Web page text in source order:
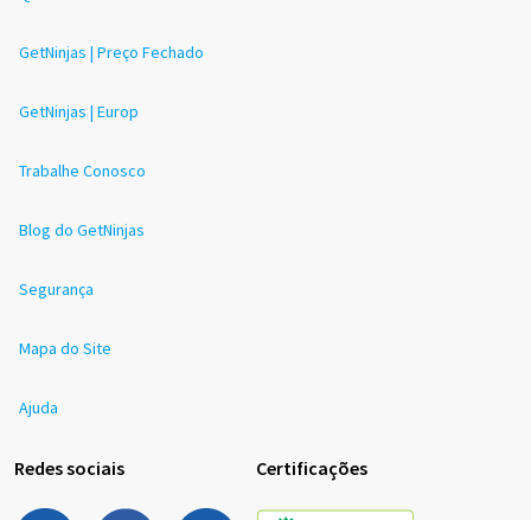
GetNinjas | Preço Fechado
GetNinjas | Europ
Trabalhe Conosco
Blog do GetNinjas
Segurança
Mapa do Site
Ajuda
Redes sociais Certificações